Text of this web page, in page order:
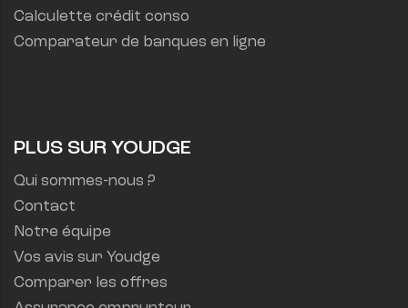
Calculette crédit conso
Comparateur de banques en ligne
PLUS SUR YOUDGE
Qui sommes-nous ?
Contact
Notre équipe
Vos avis sur Youdge
Comparer les offres